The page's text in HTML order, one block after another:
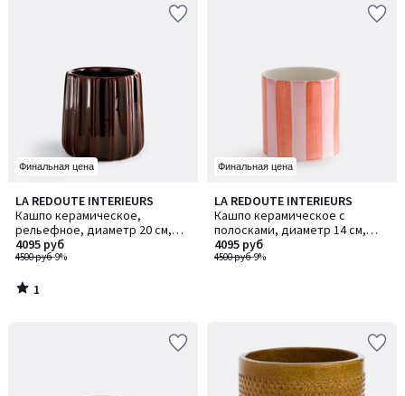
Финальная цена
LA REDOUTE INTERIEURS
Кашпо керамическое,
рельефное, диаметр 20 см,
LYNOA / ЛИНОА
4500 руб-9%
4095 руб
1
/
5
1
/
Финальная цена
LA REDOUTE INTERIEURS
Кашпо керамическое с
полосками, диаметр 14 см,
JAOMA / ЙАОМА
4500 руб-9%
4095 руб